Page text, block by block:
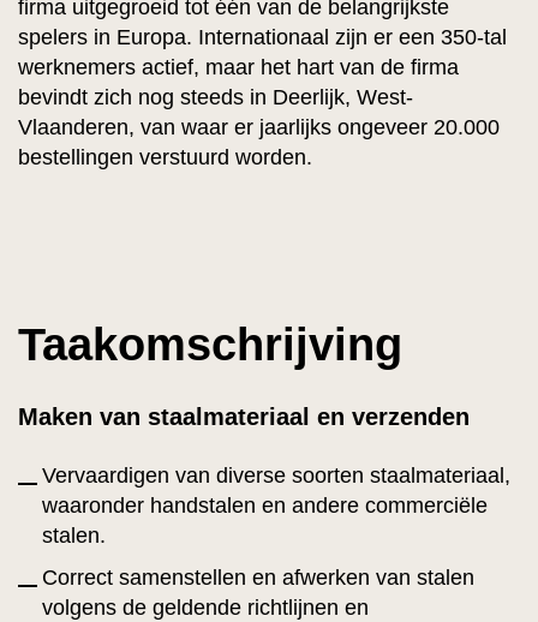
firma uitgegroeid tot één van de belangrijkste
spelers in Europa. Internationaal zijn er een 350-tal
werknemers actief, maar het hart van de firma
bevindt zich nog steeds in Deerlijk, West-
Vlaanderen, van waar er jaarlijks ongeveer 20.000
bestellingen verstuurd worden.
Taakomschrijving
Maken van staalmateriaal en verzenden
Vervaardigen van diverse soorten staalmateriaal,
waaronder handstalen en andere commerciële
stalen.
Correct samenstellen en afwerken van stalen
volgens de geldende richtlijnen en